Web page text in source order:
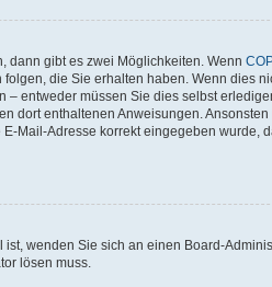
dann gibt es zwei Möglichkeiten. Wenn
die Sie erhalten haben. Wenn dies
entweder müssen Sie dies selbst
dort enthaltenen Anweisungen.
Mail-Adresse korrekt eingegeben wurde,
wenden Sie sich an einen Board-
lösen muss.